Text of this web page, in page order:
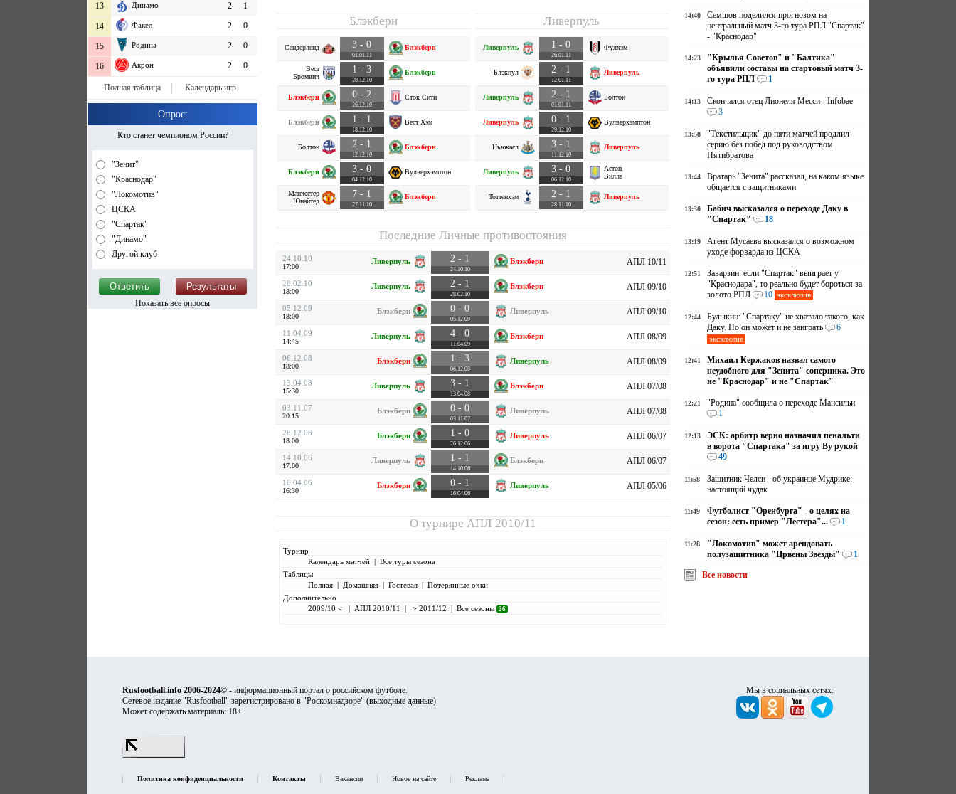
13
Динамо 2 1
14 Факел 2 0
15 Родина 2 0
16 Акрон 2 0
Полная таблица Календарь игр
Опрос:
Кто станет чемпионом России?
"Зенит"
"Краснодар"
"Локомотив"
ЦСКА
"Спартак"
"Динамо"
Другой клуб
Показать все опросы
Блэкберн
Сандерленд 3 - 0
01.01.11
Блэкберн
Вест
Бромвич
1 - 3
28.12.10
Блэкберн
Блэкберн 0 - 2
26.12.10
Сток Сити
Блэкберн 1 - 1
18.12.10
Вест Хэм
Болтон 2 - 1
12.12.10
Блэкберн
Блэкберн 3 - 0
04.12.10
Вулверхэмптон
Манчестер
Юнайтед
7 - 1
27.11.10
Блэкберн
Ливерпуль
Ливерпуль 1 - 0
26.01.11
Фулхэм
Блэкпул 2 - 1
12.01.11
Ливерпуль
Ливерпуль 2 - 1
01.01.11
Болтон
Ливерпуль 0 - 1
29.12.10
Вулверхэмптон
Ньюкасл 3 - 1
11.12.10
Ливерпуль
Ливерпуль 3 - 0
06.12.10
Астон
Вилла
Тоттенхэм 2 - 1
28.11.10
Ливерпуль
Последние Личные противостояния
24.10.10
17:00
Ливерпуль 2 - 1
24.10.10
Блэкберн АПЛ 10/11
28.02.10
18:00
Ливерпуль 2 - 1
28.02.10
Блэкберн АПЛ 09/10
05.12.09
18:00
Блэкберн 0 - 0
05.12.09
Ливерпуль АПЛ 09/10
11.04.09
14:45
Ливерпуль 4 - 0
11.04.09
Блэкберн АПЛ 08/09
06.12.08
18:00
Блэкберн 1 - 3
06.12.08
Ливерпуль АПЛ 08/09
13.04.08
15:30
Ливерпуль 3 - 1
13.04.08
Блэкберн АПЛ 07/08
03.11.07
20:15
Блэкберн 0 - 0
03.11.07
Ливерпуль АПЛ 07/08
26.12.06
18:00
Блэкберн 1 - 0
26.12.06
Ливерпуль АПЛ 06/07
14.10.06
17:00
Ливерпуль 1 - 1
14.10.06
Блэкберн АПЛ 06/07
16.04.06
16:30
Блэкберн 0 - 1
16.04.06
Ливерпуль АПЛ 05/06
О турнире АПЛ 2010/11
Турнир
Календарь матчей| Все туры сезона
Таблицы
Полная| Домашняя| Гостевая| Потерянные очки
Дополнительно
2009/10 <
| АПЛ 2010/11 | > 2011/12 | Все сезоны 26
14:40
Семшов поделился прогнозом на
центральный матч 3-го тура РПЛ "Спартак"
- "Краснодар"
14:23
"Крылья Советов" и "Балтика"
объявили составы на стартовый матч 3-
го тура РПЛ
1
14:13
Скончался отец Лионеля Месси - Infobae
3
13:58
"Текстильщик" до пяти матчей продлил
серию без побед под руководством
Пятибратова
13:44
Вратарь "Зенита" рассказал, на каком языке
общается с защитниками
13:30
Бабич высказался о переходе Даку в
"Спартак"
18
13:19
Агент Мусаева высказался о возможном
уходе форварда из ЦСКА
12:51
Заварзин: если "Спартак" выиграет у
"Краснодара", то реально будет бороться за
золото РПЛ
10 эксклюзив
12:44
Булыкин: "Спартаку" не хватало такого, как
Даку. Но он может и не заиграть
6
эксклюзив
12:41
Михаил Кержаков назвал самого
неудобного для "Зенита" соперника. Это
не "Краснодар" и не "Спартак"
12:21
"Родина" сообщила о переходе Мансильи
1
12:13
ЭСК: арбитр верно назначил пенальти
в ворота "Спартака" за игру Ву рукой
49
11:58
Защитник Челси - об украинце Мудрике:
настоящий чудак
11:49
Футболист "Оренбурга" - о целях на
сезон: есть пример "Лестера"...
1
11:28
"Локомотив" может арендовать
полузащитника "Црвены Звезды"
1
Все новости
Rusfootball.info 2006-2024© - информационный портал о российском футболе.
Сетевое издание "Rusfootball" зарегистрировано в "Роскомнадзоре" (выходные данные).
Может содержать материалы 18+
Мы в социальных сетях:
Политика конфиденциальности Контакты Вакансии Новое на сайте Реклама